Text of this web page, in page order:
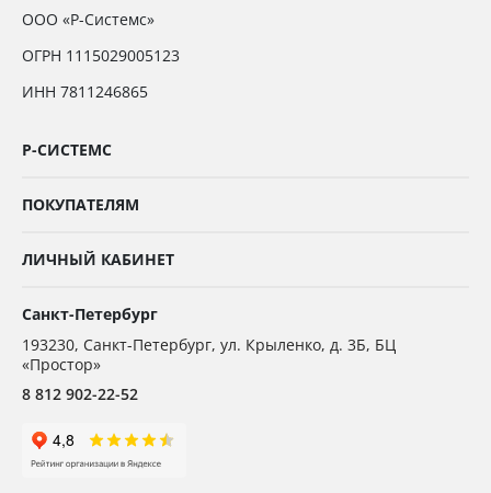
ООО «Р-Системс»
ОГРН 1115029005123
ИНН 7811246865
Р-СИСТЕМС
ПОКУПАТЕЛЯМ
ЛИЧНЫЙ КАБИНЕТ
Санкт-Петербург
193230, Санкт-Петербург, ул. Крыленко, д. 3Б, БЦ
«Простор»
8 812 902-22-52